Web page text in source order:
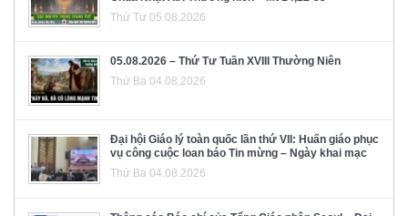
Thứ Tư 05.08.2026
05.08.2026 – Thứ Tư Tuần XVIII Thường Niên
Thứ Ba 04.08.2026
Đại hội Giáo lý toàn quốc lần thứ VII: Huấn giáo phục
vụ công cuộc loan báo Tin mừng – Ngày khai mạc
Thứ Ba 04.08.2026